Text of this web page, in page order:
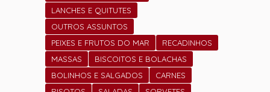
LANCHES E QUITUTES
OUTROS ASSUNTOS
PEIXES E FRUTOS DO MAR
RECADINHOS
MASSAS
BISCOITOS E BOLACHAS
BOLINHOS E SALGADOS
CARNES